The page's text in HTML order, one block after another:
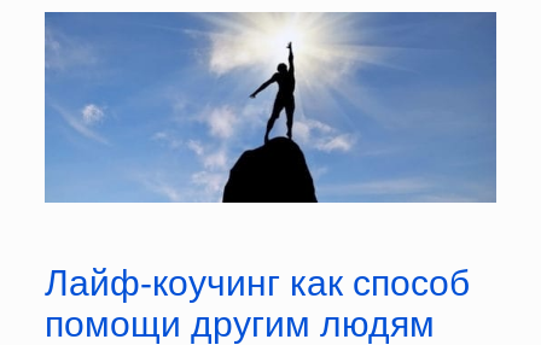
Лайф-коучинг как способ
помощи другим людям